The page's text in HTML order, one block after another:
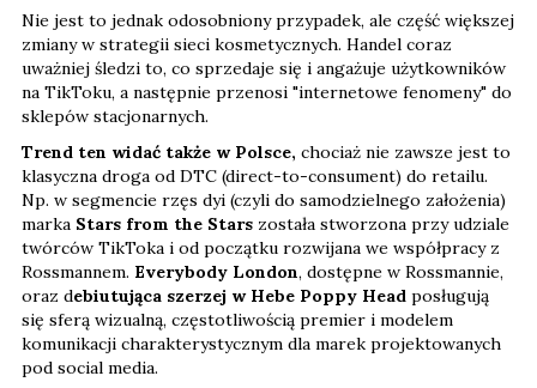
Nie jest to jednak odosobniony przypadek, ale część większej
zmiany w strategii sieci kosmetycznych. Handel coraz
uważniej śledzi to, co sprzedaje się i angażuje użytkowników
na TikToku, a następnie przenosi "internetowe fenomeny" do
sklepów stacjonarnych.
Trend ten widać także w Polsce, chociaż nie zawsze jest to
klasyczna droga od DTC (direct-to-consument) do retailu.
Np. w segmencie rzęs dyi (czyli do samodzielnego założenia)
marka Stars from the Stars została stworzona przy udziale
twórców TikToka i od początku rozwijana we współpracy z
Rossmannem. Everybody London, dostępne w Rossmannie,
oraz debiutująca szerzej w Hebe Poppy Head posługują
się sferą wizualną, częstotliwością premier i modelem
komunikacji charakterystycznym dla marek projektowanych
pod social media.